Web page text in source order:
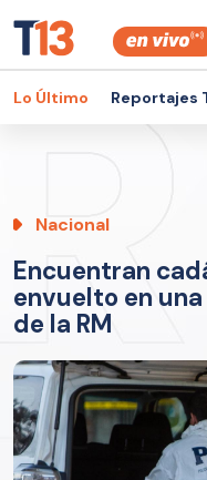
Lo Último Reportajes
Nacional
Encuentran
envuelto en una
de la RM